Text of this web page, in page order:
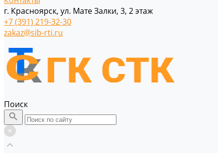
г. Красноярск, ул. Мате Залки, 3, 2 этаж
+7 (391) 219-32-30
zakaz@sib-rti.ru
Поиск